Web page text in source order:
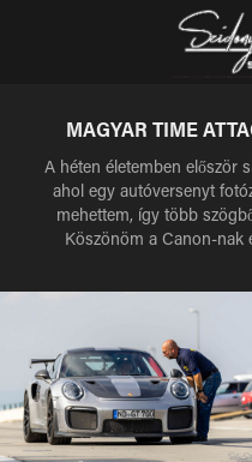
MAGYAR TIME
A héten életemben először
ahol egy autóversenyt
mehettem, így több
Köszönöm a Canon-nak